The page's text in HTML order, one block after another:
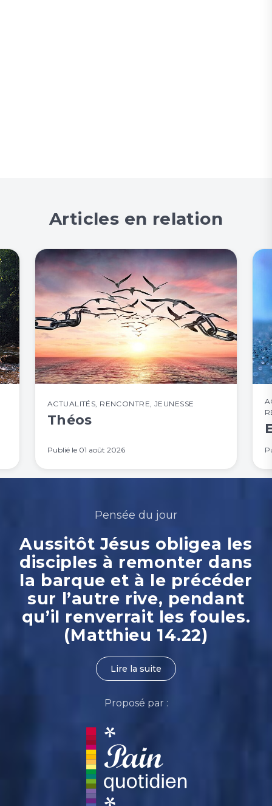
Articles en relation
ACTUALITÉS RENCONTRE JEUNESSE
Théos
Publié le 01 août 2026
Pensée du jour
Aussitôt Jésus obligea les
disciples à remonter dans
la barque et à le précéder
sur l’autre rive, pendant
qu’il renverrait les foules.
(Matthieu 14.22)
Lire la suite
Proposé par :